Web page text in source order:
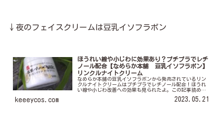
↓夜のフェイスクリームは豆乳イソフラボン
ほうれい線や小じわに効果あり？プチプラでレチ
ノール配合【なめらか本舗 豆乳イソフラボン】
リンクルナイトクリーム
なめらか本舗の豆乳イソフラボンから発売されているリン
クルナイトクリームはプチプラでレチノール配合！ほうれ
い線や小じわ改善への効果も見られたよ。この記事読めば
keeeycos.com 2023.05.21